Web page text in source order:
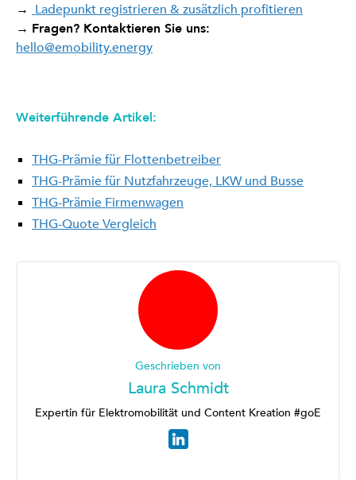
→ Ladepunkt registrieren & zusätzlich profitieren
→ Fragen? Kontaktieren Sie uns:
hello@emobility.energy
Weiterführende Artikel:
THG-Prämie für Flottenbetreiber
THG-Prämie für Nutzfahrzeuge, LKW und Busse
THG-Prämie Firmenwagen
THG-Quote Vergleich
Geschrieben von
Laura Schmidt
Expertin für Elektromobilität und Content Kreation #goE